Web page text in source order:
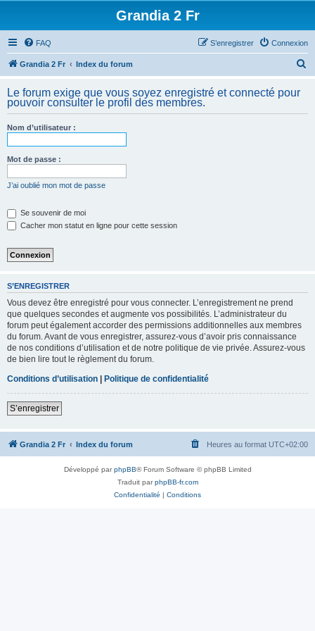
Grandia 2 Fr
FAQ Connexion
S’enregistrer
Grandia 2 Fr Index du forum
h
Le forum exige que vous soyez enregistré et connecté pour
pouvoir consulter le profil des membres.
Nom d’utilisateur :
Mot de passe :
J’ai oublié mon mot de passe
Se souvenir de moi
Cacher mon statut en ligne pour cette session
S’ENREGISTRER
Vous devez être enregistré pour vous connecter. L’enregistrement ne prend
que quelques secondes et augmente vos possibilités. L’administrateur du
forum peut également accorder des permissions additionnelles aux membres
du forum. Avant de vous enregistrer, assurez-vous d’avoir pris connaissance
de nos conditions d’utilisation et de notre politique de vie privée. Assurez-vous
de bien lire tout le règlement du forum.
Conditions d’utilisation | Politique de confidentialité
S’enregistrer
Grandia 2 Fr Index du forum Heures au format UTC+02:00
Développé parphpBB® Forum Software © phpBB Limited
Traduit parphpBB-fr.com
Confidentialité | Conditions